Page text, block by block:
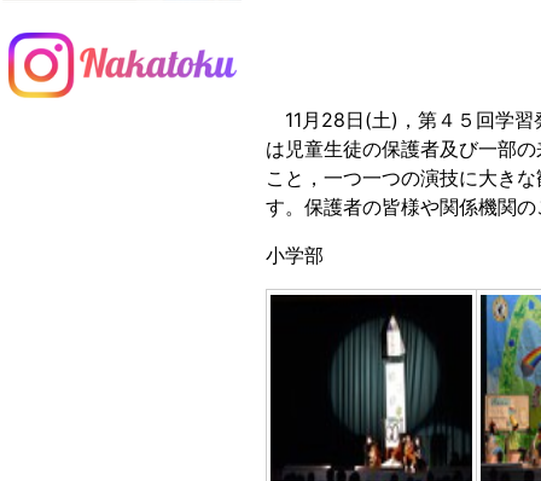
11月28日(土)，第４５回学習
は児童生徒の保護者及び一部
こと，一つ一つの演技に大き
す。保護者の皆様や関係機関
小学部